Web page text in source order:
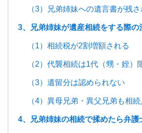
（3）兄弟姉妹への遺言書が残
3、兄弟姉妹が遺産相続をする際の
（1）相続税が2割増額される
（2）代襲相続は1代（甥・姪）
（3）遺留分は認められない
（4）異母兄弟・異父兄弟も相
4、兄弟姉妹の相続で揉めたら弁護